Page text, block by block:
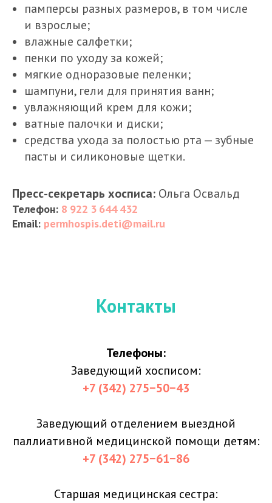
памперсы разных размеров, в том числе
и взрослые;
влажные салфетки;
пенки по уходу за кожей;
мягкие одноразовые пеленки;
шампуни, гели для принятия ванн;
увлажняющий крем для кожи;
ватные палочки и диски;
средства ухода за полостью рта — зубные
пасты и силиконовые щетки.
Пресс-секретарь хосписа: Ольга Освальд
Телефон: 8 922 3 644 432
Email: permhospis.deti@mail.ru
Контакты
Телефоны:
Заведующий хосписом:
+7 (342) 275−50−43
Заведующий отделением выездной
паллиативной медицинской помощи детям:
+7 (342) 275−61−86
Старшая медицинская сестра: